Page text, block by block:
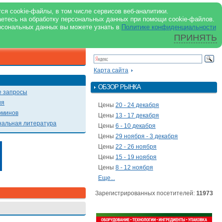
cookie-файлы, в том числе сервисов веб-аналитики.
на обработку персональных данных при помощи cookie-файлов.
данных вы можете узнать в Политике конфиденциальности
ПРИНЯТЬ
support@milkbranch.ru
О портале
Реклама в журнале
Реклама на портале
Архив номеров
запросы
литература
Карта сайта
ОБЗОР РЫНКА
Цены 20 - 24 декабря
Цены 13 - 17 декабря
Цены 6 - 10 декабря
Цены 29 ноября - 3 декабря
Цены 22 - 26 ноября
Цены 15 - 19 ноября
Цены 8 - 12 ноября
Еще...
Зарегистрированных посетителей: 11973